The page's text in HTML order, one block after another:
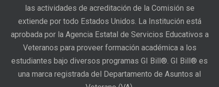
las actividades de acreditación de la Comisión se
extiende por todo Estados Unidos. La Institución está
aprobada por la Agencia Estatal de Servicios Educativos a
Veteranos para proveer formación académica a los
estudiantes bajo diversos programas GI Bill®. GI Bill® es
una marca registrada del Departamento de Asuntos al